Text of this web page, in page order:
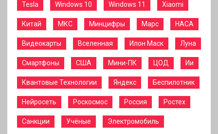
Tesla Windows 10 Windows 11 Xiaomi
Китай МКС Минцифры Марс НАСА
Видеокарты Вселенная Илон Маск Луна
Смартфоны США Мини-ПК ЦОД Ии
Квантовые Технологии Яндекс Беспилотник
Нейросеть Роскосмос Россия Ростех
Санкции Учёные Электромобиль